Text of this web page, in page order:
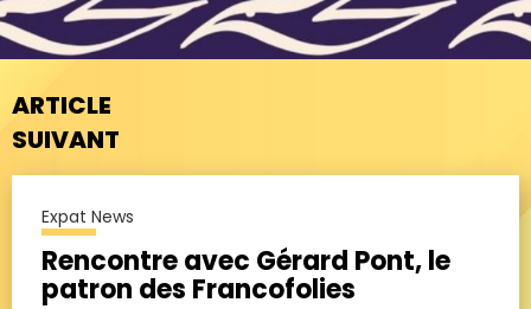
ARTICLE
SUIVANT
Expat News
Rencontre avec Gérard Pont, le
patron des Francofolies